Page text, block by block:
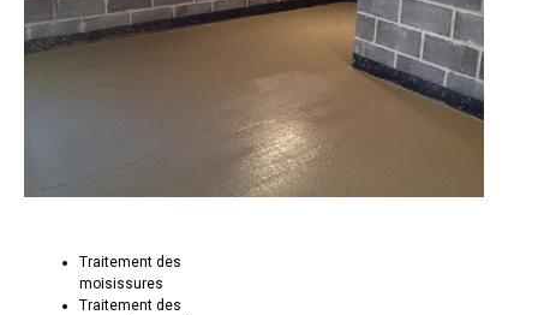
Traitement des
moisissures
Traitement des